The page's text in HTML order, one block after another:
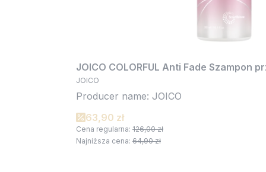
JOICO COLORFUL Anti Fade Szampon
JOICO
Producer name: JOICO
63,90 zł
Cena regularna: 126,00 zł
Najniższa cena: 64,90 zł